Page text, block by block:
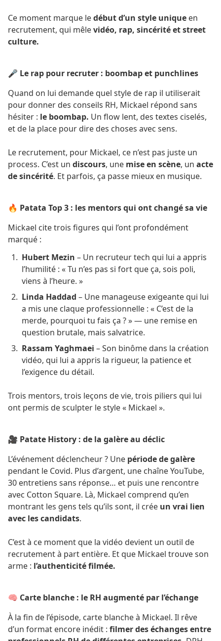
Ce moment marque ledébut d’un style unique en
recrutement, qui mêlevidéo, rap, sincérité et street
culture.
🎤 Le rap pour recruter : boombap et punchlines
Quand on lui demande quel style de rap il utiliserait
pour donner des conseils RH, Mickael répond sans
hésiter : le boombap. Un flow lent, des textes ciselés,
et de la place pour dire des choses avec sens.
Le recrutement, pour Mickael, ce n’est pas juste un
process. C’est un discours, une mise en scène, un acte
de sincérité. Et parfois, ça passe mieux en musique.
🔥 Patata Top 3 : les mentors qui ont changé sa vie
Mickael cite trois figures qui l’ont profondément
marqué :
Hubert Mezin – Un recruteur tech qui lui a appris
l’humilité : « Tu n’es pas si fort que ça, sois poli,
viens à l’heure. »
Linda Haddad – Une manageuse exigeante qui lui
a mis une claque professionnelle : « C’est de la
merde, pourquoi tu fais ça ? » — une remise en
question brutale, mais salvatrice.
Rassam Yaghmaei – Son binôme dans la création
vidéo, qui lui a appris la rigueur, la patience et
l’exigence du détail.
Trois mentors, trois leçons de vie, trois piliers qui lui
ont permis de sculpter le style « Mickael ».
🎥 Patate History : de la galère au déclic
L’événement déclencheur ? Une période de galère
pendant le Covid. Plus d’argent, une chaîne YouTube,
30 entretiens sans réponse… et puis une rencontre
avec Cotton Square. Là, Mickael comprend qu’en
montrant les gens tels qu’ils sont, il crée un vrai lien
avec les candidats.
C’est à ce moment que la vidéo devient un outil de
recrutement à part entière. Et que Mickael trouve son
arme : l’authenticité filmée.
🧠 Carte blanche : le RH augmenté par l’échange
À la fin de l’épisode, carte blanche à Mickael. Il rêve
d’un format encore inédit : filmer des échanges entre